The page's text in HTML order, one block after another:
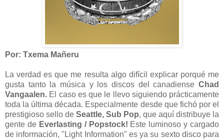
Por: Txema Mañeru
La verdad es que me resulta algo difícil explicar porqué me
gusta tanto la música y los discos del canadiense Chad
Vangaalen. El caso es que le llevo siguiendo prácticamente
toda la última década. Especialmente desde que fichó por el
prestigioso sello de Seattle, Sub Pop, que aquí distribuye la
gente deEverlasting / Popstock! Este luminoso y cargado
de información, "Light Information" es ya su sexto disco para